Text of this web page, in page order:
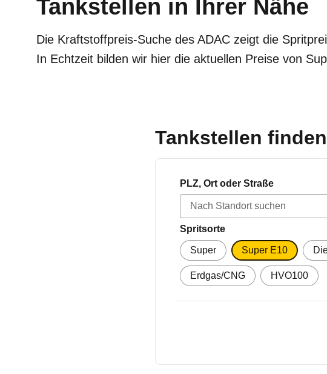
Tankstellen in Ihrer Nähe
Die Kraftstoffpreis-Suche des ADAC zeigt die
In Echtzeit bilden wir hier die aktuellen Preise von
Tankstellen finden
PLZ, Ort oder Straße
Spritsorte
Super Super E10
Erdgas/CNG HVO100